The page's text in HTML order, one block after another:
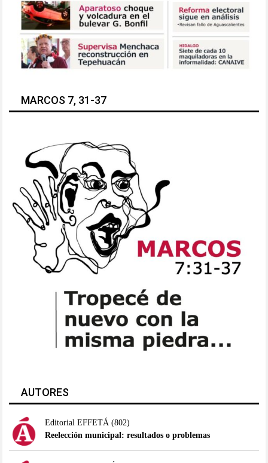
MARCOS 7, 31-37
AUTORES
Editorial EFFETÁ (802)
Reelección municipal: resultados o problemas